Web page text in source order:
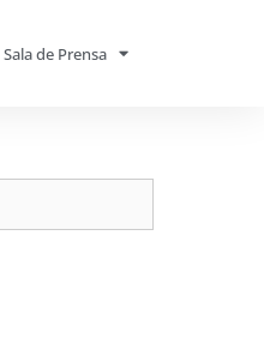
Sala de Prensa